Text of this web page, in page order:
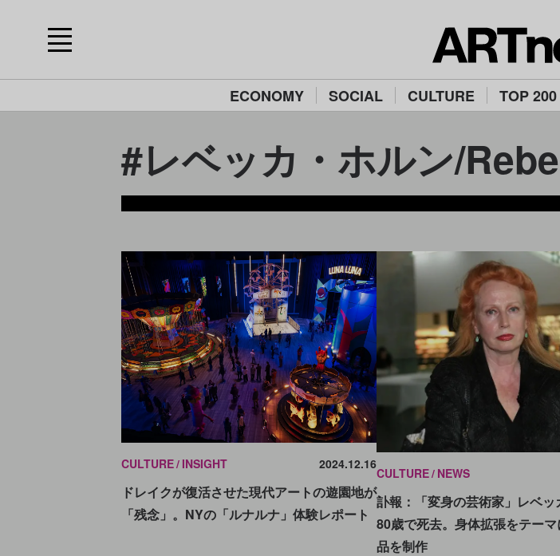
ECONOMY SOCIAL CULTURE TOP
#レベッカ・ホルン/
CULTURE INSIGHT 2024.12.16
ドレイクが復活させた現代アートの遊園地が
「残念」。NYの「ルナルナ」体験レポート
CULTURE NEWS
訃報：「変身の芸術家」レベッ
80歳で死去。身体拡張をテー
品を制作